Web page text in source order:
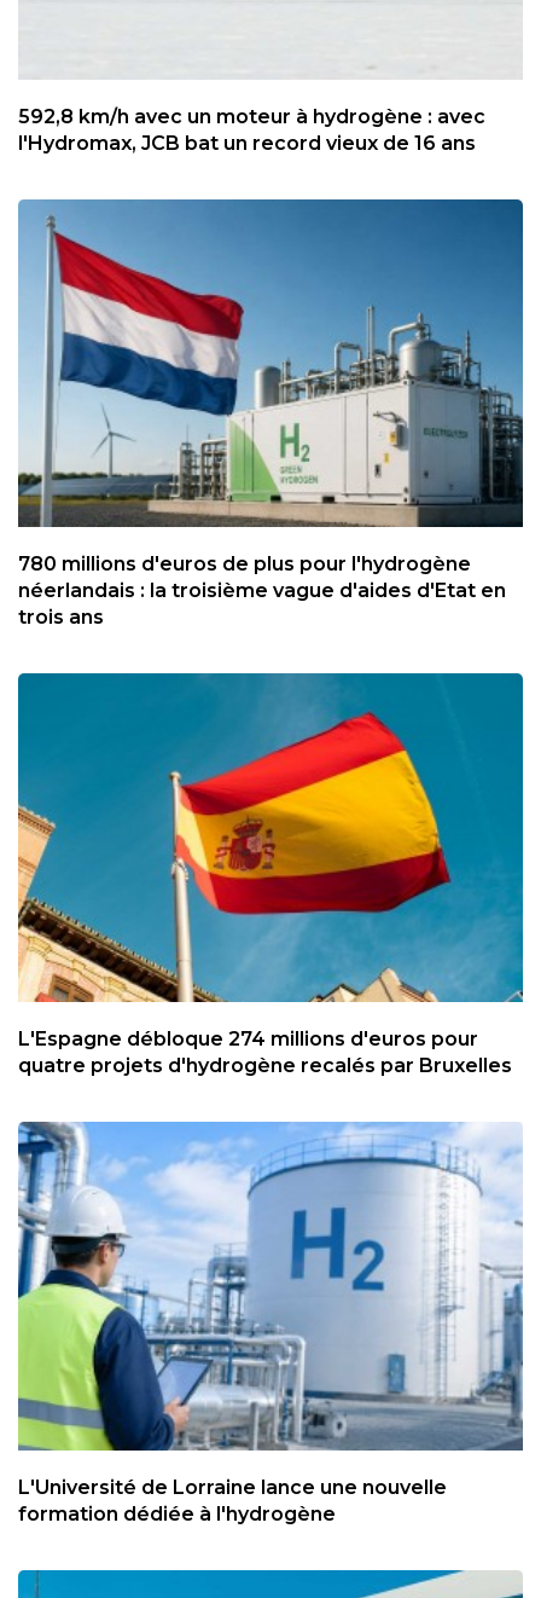
592,8 km/h avec un moteur à hydrogène : avec
l'Hydromax, JCB bat un record vieux de 16 ans
780 millions d'euros de plus pour l'hydrogène
néerlandais : la troisième vague d'aides d'Etat en
trois ans
L'Espagne débloque 274 millions d'euros pour
quatre projets d'hydrogène recalés par Bruxelles
L'Université de Lorraine lance une nouvelle
formation dédiée à l'hydrogène